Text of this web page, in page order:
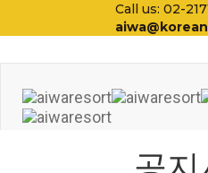
Call us: 02-